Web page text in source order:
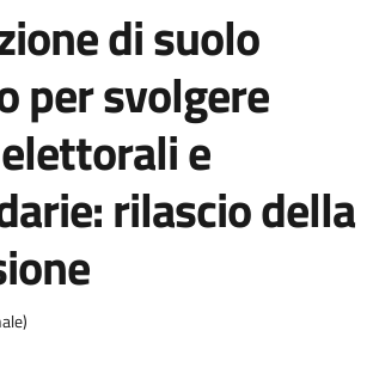
di suolo
per svolgere
e
rilascio della